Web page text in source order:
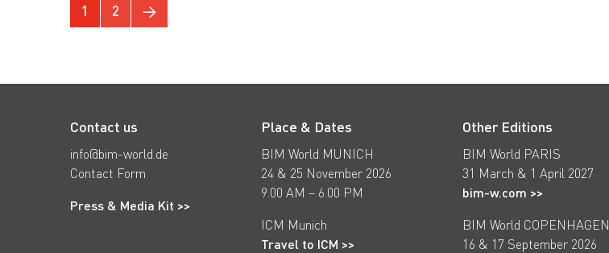
1 2 →
Contact us
info@bim-world.de
Contact Form
Press & Media Kit >>
Place & Dates
BIM World MUNICH
24 & 25 November 2026
9.00 AM – 6.00 PM
ICM Munich
Travel to ICM >>
Other Editions
BIM World PARIS
31 March & 1 April 2027
bim-w.com >>
BIM World COPENHAGEN
16 & 17 September 2026